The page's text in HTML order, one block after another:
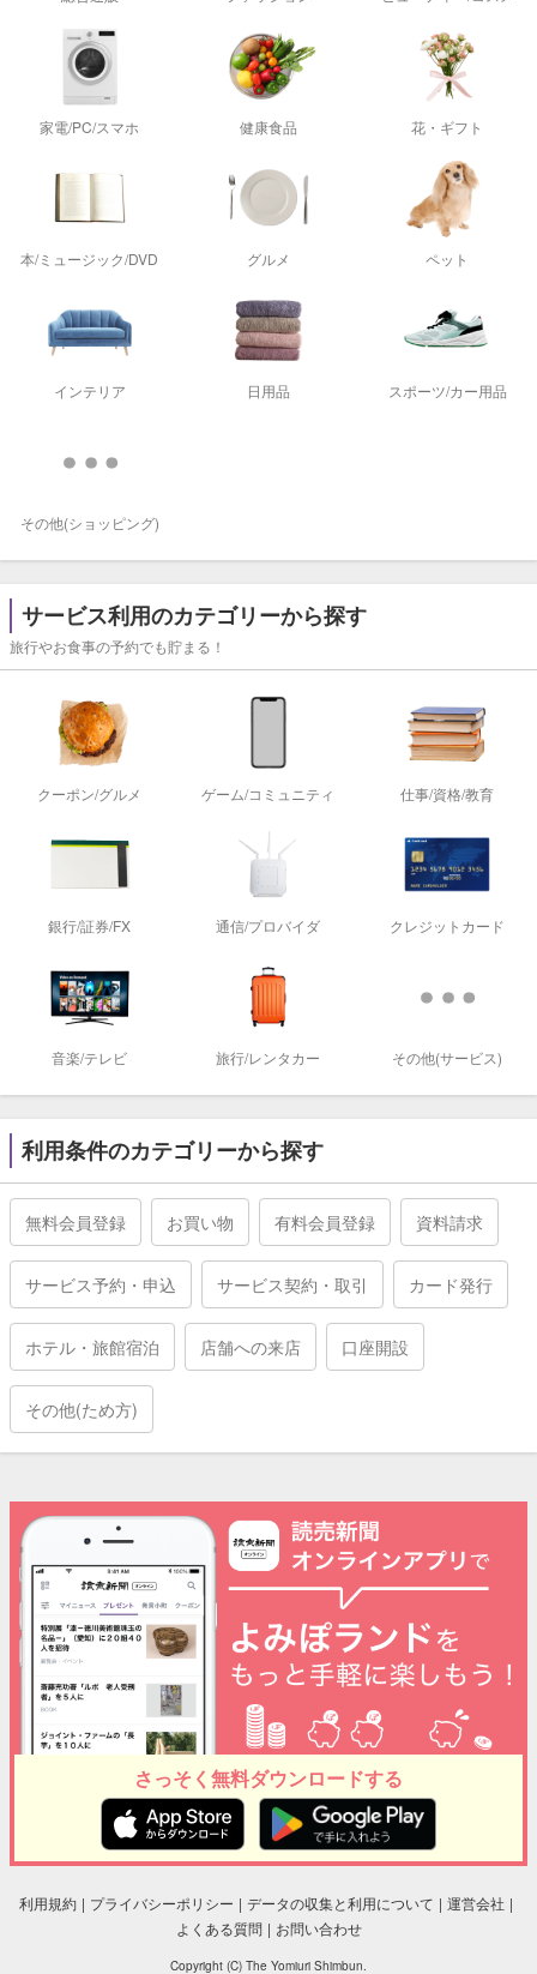
家電/PC/スマホ 健康食品 花・ギフト
本/ミュージック/DVD グルメ ペット
インテリア 日用品 スポーツ/カー用品
その他(ショッピング)
サービス利用のカテゴリーから探す
旅行やお食事の予約でも貯まる！
クーポン/グルメ ゲーム/コミュニティ 仕事/資格/教育
銀行/証券/FX 通信/プロバイダ クレジットカード
音楽/テレビ 旅行/レンタカー その他(サービス)
利用条件のカテゴリーから探す
無料会員登録 お買い物 有料会員登録 資料請求
サービス予約・申込 サービス契約・取引 カード発行
ホテル・旅館宿泊 店舗への来店 口座開設
その他(ため方)
さっそく無料ダウンロードする
利用規約 プライバシーポリシー データの収集と利用について
運営会社
よくある質問
お問い合わせ
Copyright (C) The Yomiuri Shimbun.